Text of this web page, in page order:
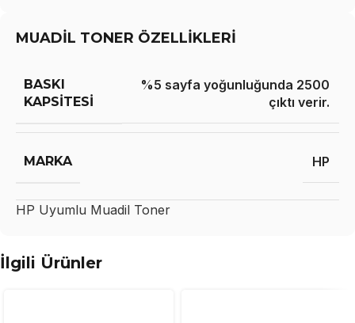
MUADİL TONER ÖZELLİKLERİ
BASKI
KAPSITESI
%5 sayfa yoğunluğunda 2500
çıktı verir.
MARKA HP
HP Uyumlu Muadil Toner
İlgili Ürünler